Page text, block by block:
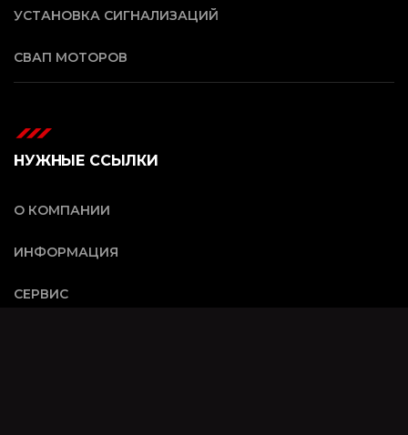
УСТАНОВКА СИГНАЛИЗАЦИЙ
СВАП МОТОРОВ
НУЖНЫЕ ССЫЛКИ
О КОМПАНИИ
ИНФОРМАЦИЯ
СЕРВИС